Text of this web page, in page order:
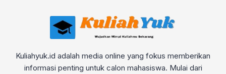
Kuliahyuk.id adalah media online yang fokus memberikan
informasi penting untuk calon mahasiswa. Mulai dari